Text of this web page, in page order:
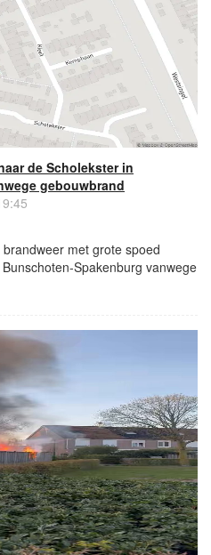
de Scholekster in
gebouwbrand
met grote spoed
Spakenburg vanwege